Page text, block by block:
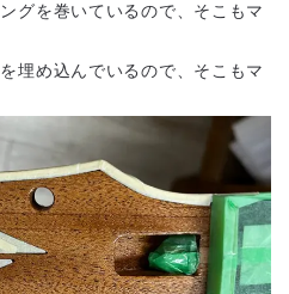
グを巻いているので、そこもマ
埋め込んでいるので、そこもマ